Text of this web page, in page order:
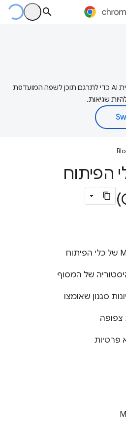
‫Google משתמשת בטכנולוגיית AI כדי לתרגם תוכן לשפה המועדפת
שגיאות.
הפיתוח
של המסוף
סגנון שאומצו
פרטיות